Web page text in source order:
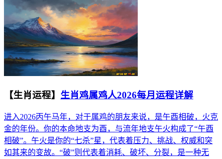
【生肖运程】 生肖鸡属鸡人2026每月运程详解
进入2026丙午马年，对于属鸡的朋友来说，是午酉相破，火克
金的年份。你的本命地支为酉，与流年地支午火构成了“午酉
相破”。午火是你的“七杀”星，代表着压力、挑战、权威和突
如其来的变故。“破”则代表着消耗、破坏、分裂，是一种无